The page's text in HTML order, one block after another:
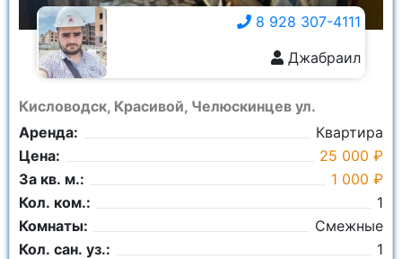
Кисловодск, Красивой, Челюскинцев ул.
Аренда:
Квартира
Цена:
25 000 ₽
За кв. м.:
1 000 ₽
Кол. ком.:
1
Комнаты:
Смежные
Кол. сан. уз.:
1
8 928 307-4111
Джабраил